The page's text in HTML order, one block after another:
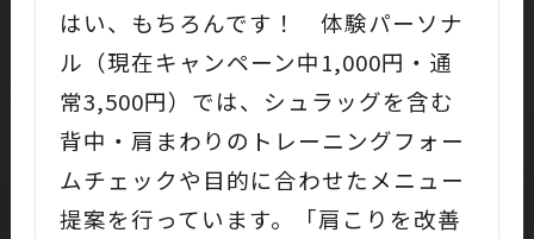
はい、もちろんです！ 体験パーソナ
ル（現在キャンペーン中1,000円・通
常3,500円）では、シュラッグを含む
背中・肩まわりのトレーニングフォー
ムチェックや目的に合わせたメニュー
提案を行っています。「肩こりを改善